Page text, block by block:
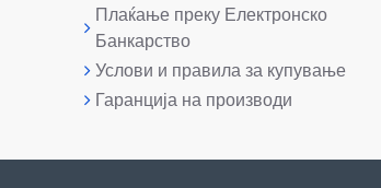
Плаќање преку Електронско
Банкарство
Услови и правила за купување
Гаранција на производи